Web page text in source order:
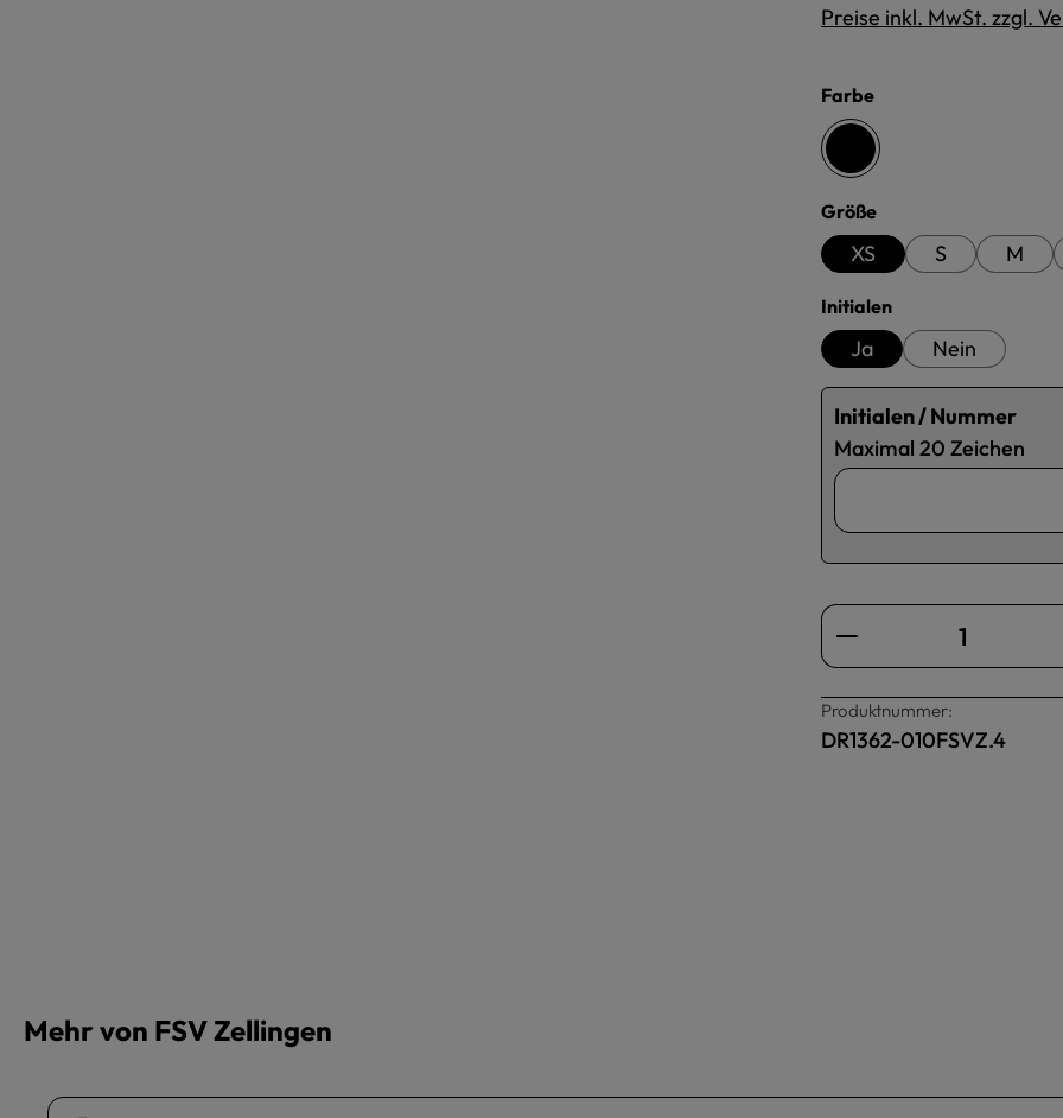
Preise inkl. MwSt. zzgl.
Farbeauswählen
schwarz
Größeauswählen
XS S M
Initialenauswählen
Ja Nein
Initialen / Nummer
Maximal 20 Zeichen
Produkt Anzahl:
Produktnummer:
DR1362-010FSVZ.4
Mehr von FSV Zellingen